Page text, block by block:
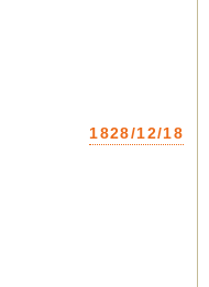
1828/12/18